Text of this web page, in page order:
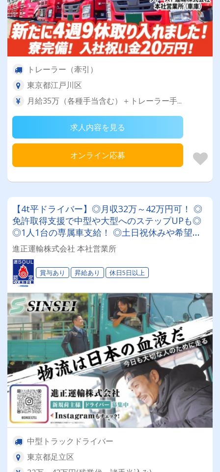
トレーラー（牽引）
東京都江戸川区
月給35万（各種手当含む）＋トレーラー手...
求人内容を見る
オンライン応募
【4t平ドライバー】◎月収32万～42万円可！ ◎
免許取得支援で中型や大型へのステップUPも◎
◎1人1台の専属車支給！ ◎土日祝休みや希望休
の相談も柔軟に対応★ ★車・バイク好き必見！
会社の工具で愛車カスタムOK★
進正運輸株式会社 本社営業所
賞与あり 昇給あり 休日5日以上
中型トラックドライバー
東京都足立区